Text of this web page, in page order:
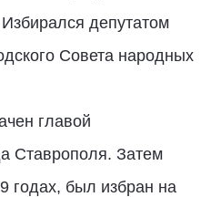
депутатом
Совета народных
главой
Ставрополя. Затем
годах, был избран на